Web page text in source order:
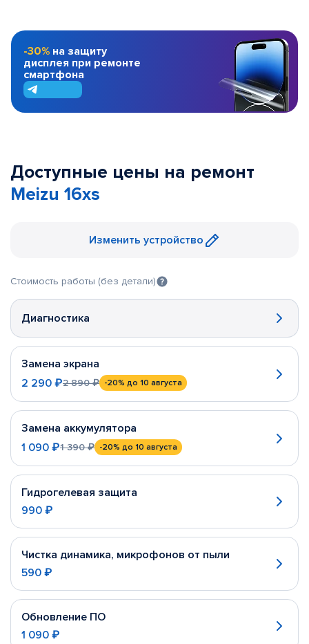
-30% на защиту
дисплея при ремонте
смартфона
Доступные цены на ремонт
Meizu 16xs
Изменить устройство
Стоимость работы (без детали)
Диагностика
Замена экрана
2 290 ₽2 890 ₽ -20% до 10 августа
Замена аккумулятора
1 090 ₽1 390 ₽ -20% до 10 августа
Гидрогелевая защита
990 ₽
Чистка динамика, микрофонов от пыли
590 ₽
Обновление ПО
1 090 ₽